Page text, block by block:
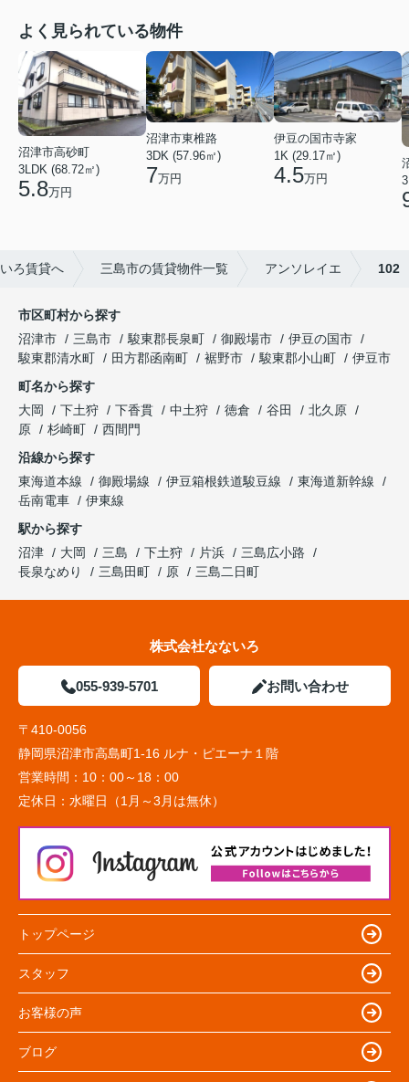
よく見られている物件
沼津市高砂町
3LDK (68.72㎡)
5.8万円
沼津市東椎路
3DK (57.96㎡)
7万円
伊豆の国市寺家
1K (29.17㎡)
4.5万円
ろ賃貸へ 三島市の賃貸物件一覧 アンソレイエ 102
市区町村から探す
沼津市
三島市 駿東郡長泉町 御殿場市
伊豆の国市
駿東郡清水町
田方郡函南町 裾野市 駿東郡小山町
伊豆市
町名から探す
大岡
下土狩 下香貫 中土狩 徳倉 谷田
北久原
原
杉崎町
西間門
沿線から探す
東海道本線
御殿場線 伊豆箱根鉄道駿豆線
東海道新幹線
岳南電車
伊東線
駅から探す
沼津
大岡 三島 下土狩 片浜
三島広小路
長泉なめり
三島田町 原 三島二日町
株式会社なないろ
055-939-5701 お問い合わせ
〒410-0056
静岡県沼津市高島町1-16 ルナ・ピエーナ１階
営業時間： 10：00～18：00
定休日： 水曜日（1月～3月は無休）
トップページ
スタッフ
お客様の声
ブログ